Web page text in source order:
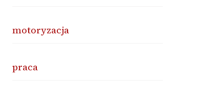
motoryzacja
praca